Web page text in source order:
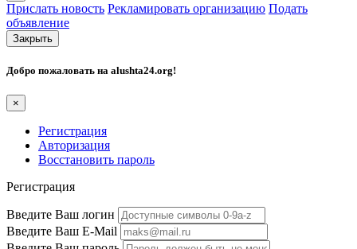
Прислать новость Рекламировать организацию Подать
объявление
Закрыть
Добро пожаловать на alushta24.org!
×
Регистрация
Авторизация
Восстановить пароль
Регистрация
Введите Ваш логин
Введите Ваш E-Mail